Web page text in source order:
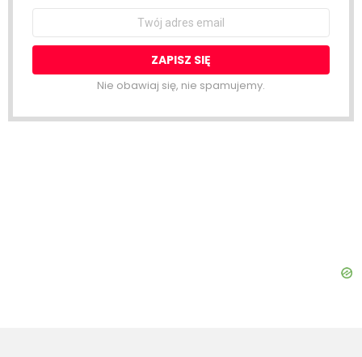
Nie obawiaj się, nie spamujemy.